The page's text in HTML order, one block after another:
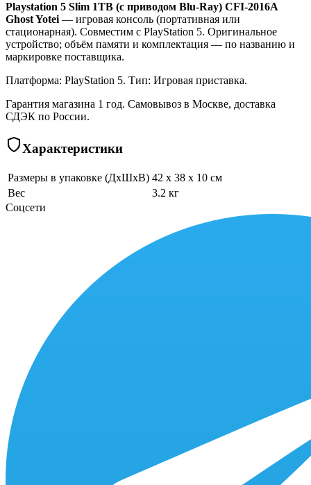
Playstation 5 Slim 1TB (с приводом Blu-Ray) CFI-2016A
Ghost Yotei — игровая консоль (портативная или
стационарная). Совместим с PlayStation 5. Оригинальное
устройство; объём памяти и комплектация — по названию и
маркировке поставщика.
Платформа: PlayStation 5. Тип: Игровая приставка.
Гарантия магазина 1 год. Самовывоз в Москве, доставка
СДЭК по России.
Характеристики
Размеры в упаковке (ДхШхВ) 42 x 38 x 10 см
Вес
3.2 кг
Соцсети